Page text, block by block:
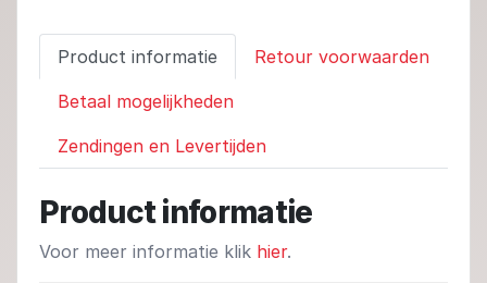
Product informatie Retour voorwaarden
Betaal mogelijkheden
Zendingen en Levertijden
Product informatie
Voor meer informatie klik hier.